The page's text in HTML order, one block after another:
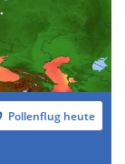
Pollenflug heute